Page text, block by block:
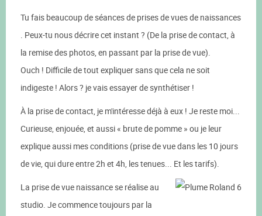
Tu fais beaucoup de séances de prises de vues de naissances
. Peux-tu nous décrire cet instant ? (De la prise de contact, à
la remise des photos, en passant par la prise de vue).
Ouch ! Difficile de tout expliquer sans que cela ne soit
indigeste ! Alors ? je vais essayer de synthétiser !
À la prise de contact, je m'intéresse déjà à eux ! Je reste moi...
Curieuse, enjouée, et aussi « brute de pomme » ou je leur
explique aussi mes conditions (prise de vue dans les 10 jours
de vie, qui dure entre 2h et 4h, les tenues... Et les tarifs).
La prise de vue naissance se réalise au
studio. Je commence toujours par la